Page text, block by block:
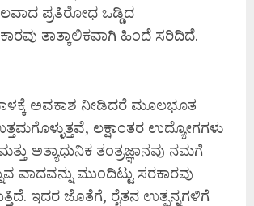
ಪ್ರತಿರೋಧ ಒಡ್ಡಿದ
ತಾತ್ಕಾಲಿಕವಾಗಿ ಹಿಂದೆ ಸರಿದಿದೆ.
ಅವಕಾಶ ನೀಡಿದರೆ ಮೂಲಭೂತ
ಲಕ್ಷಾಂತರ ಉದ್ಯೋಗಗಳು
ಅತ್ಯಾಧುನಿಕ ತಂತ್ರಜ್ಞಾನವು ನಮಗೆ
ವಾದವನ್ನು ಮುಂದಿಟ್ಟು ಸರಕಾರವು
ಇದರ ಜೊತೆಗೆ, ರೈತನ ಉತ್ಪನ್ನಗಳಿಗೆ